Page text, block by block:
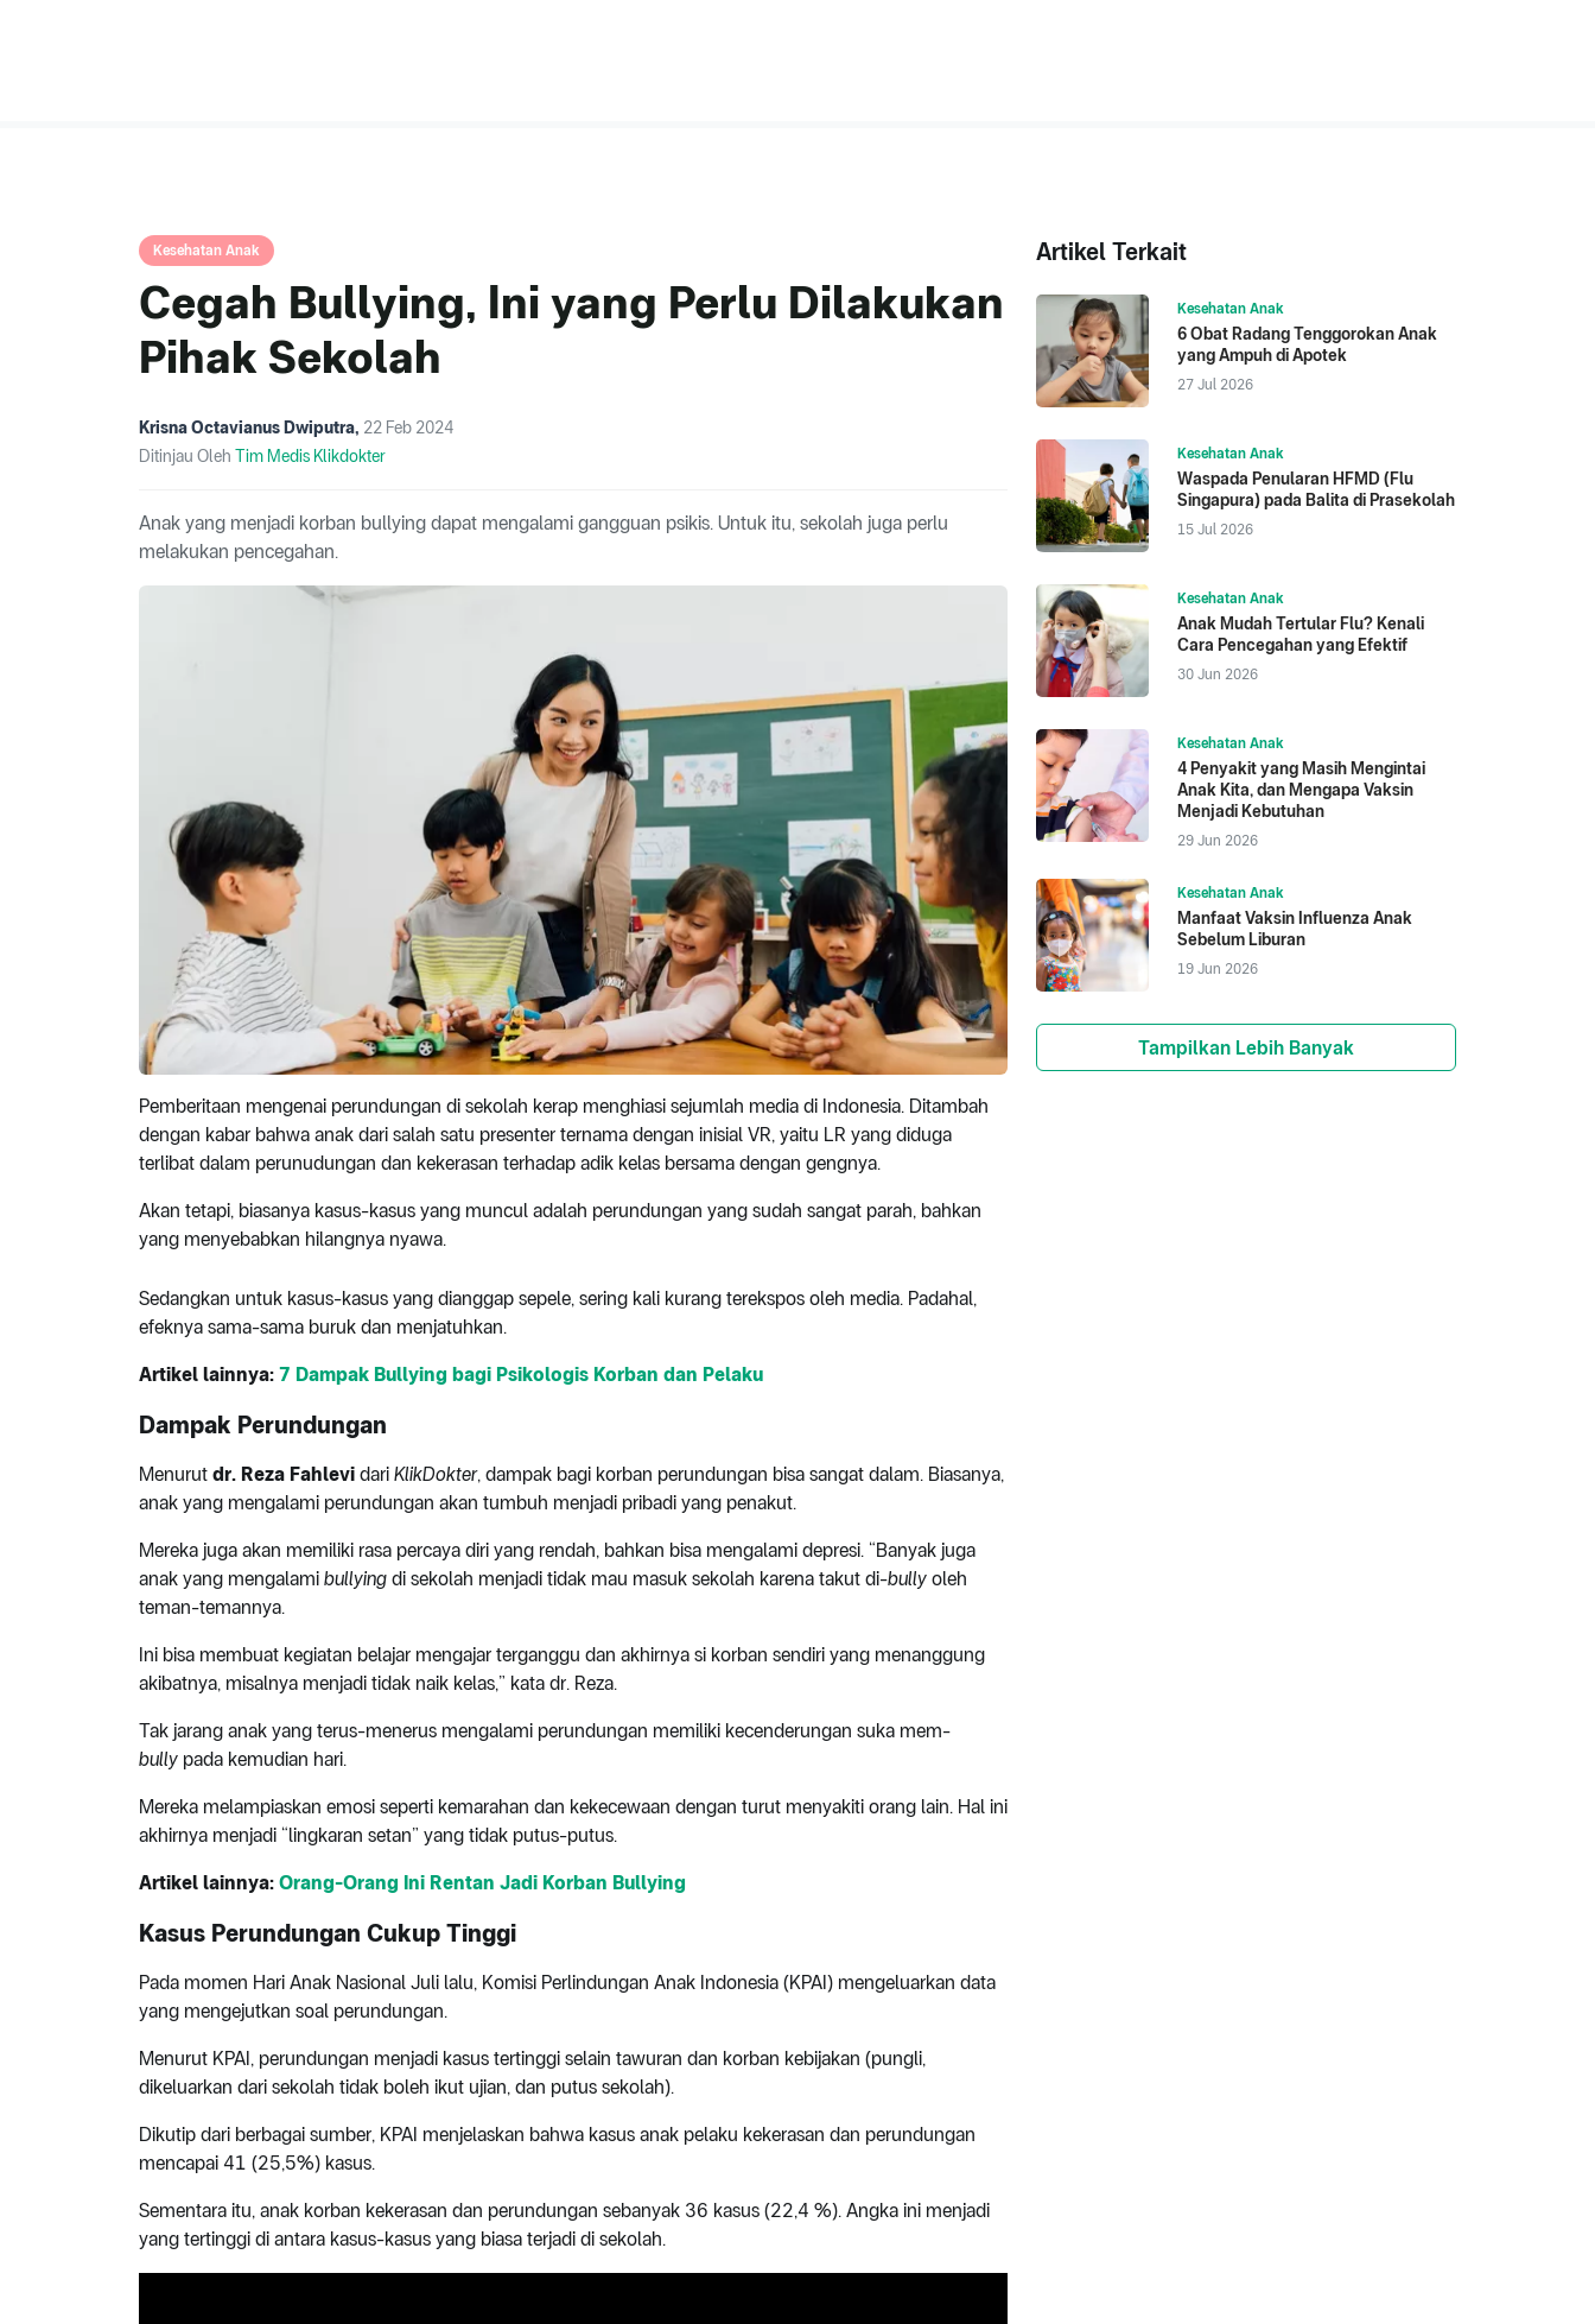
Kesehatan Anak
Cegah Bullying, Ini yang Perlu Dilakukan
Pihak Sekolah
Krisna Octavianus Dwiputra, 22 Feb 2024
Ditinjau Oleh Tim Medis Klikdokter
Anak yang menjadi korban bullying dapat mengalami gangguan psikis. Untuk itu, sekolah juga perlu
melakukan pencegahan.
Pemberitaan mengenai perundungan di sekolah kerap menghiasi sejumlah media di Indonesia. Ditambah
dengan kabar bahwa anak dari salah satu presenter ternama dengan inisial VR, yaitu LR yang diduga
terlibat dalam perunudungan dan kekerasan terhadap adik kelas bersama dengan gengnya.
Akan tetapi, biasanya kasus-kasus yang muncul adalah perundungan yang sudah sangat parah, bahkan
yang menyebabkan hilangnya nyawa.
Sedangkan untuk kasus-kasus yang dianggap sepele, sering kali kurang terekspos oleh media. Padahal,
efeknya sama-sama buruk dan menjatuhkan.
Artikel lainnya: 7 Dampak Bullying bagi Psikologis Korban dan Pelaku
Dampak Perundungan
Menurut dr. Reza Fahlevi dari KlikDokter, dampak bagi korban perundungan bisa sangat dalam. Biasanya,
anak yang mengalami perundungan akan tumbuh menjadi pribadi yang penakut.
Mereka juga akan memiliki rasa percaya diri yang rendah, bahkan bisa mengalami depresi. “Banyak juga
anak yang mengalami bullying di sekolah menjadi tidak mau masuk sekolah karena takut di-bully oleh
teman-temannya.
Ini bisa membuat kegiatan belajar mengajar terganggu dan akhirnya si korban sendiri yang menanggung
akibatnya, misalnya menjadi tidak naik kelas,” kata dr. Reza.
Tak jarang anak yang terus-menerus mengalami perundungan memiliki kecenderungan suka mem-
bully pada kemudian hari.
Mereka melampiaskan emosi seperti kemarahan dan kekecewaan dengan turut menyakiti orang lain. Hal ini
akhirnya menjadi “lingkaran setan” yang tidak putus-putus.
Artikel lainnya: Orang-Orang Ini Rentan Jadi Korban Bullying
Kasus Perundungan Cukup Tinggi
Pada momen Hari Anak Nasional Juli lalu, Komisi Perlindungan Anak Indonesia (KPAI) mengeluarkan data
yang mengejutkan soal perundungan.
Menurut KPAI, perundungan menjadi kasus tertinggi selain tawuran dan korban kebijakan (pungli,
dikeluarkan dari sekolah tidak boleh ikut ujian, dan putus sekolah).
Dikutip dari berbagai sumber, KPAI menjelaskan bahwa kasus anak pelaku kekerasan dan perundungan
mencapai 41 (25,5%) kasus.
Sementara itu, anak korban kekerasan dan perundungan sebanyak 36 kasus (22,4 %). Angka ini menjadi
yang tertinggi di antara kasus-kasus yang biasa terjadi di sekolah.
Artikel Terkait
Kesehatan Anak
6 Obat Radang Tenggorokan Anak
yang Ampuh di Apotek
27 Jul 2026
Kesehatan Anak
Waspada Penularan HFMD (Flu
Singapura) pada Balita di Prasekolah
15 Jul 2026
Kesehatan Anak
Anak Mudah Tertular Flu? Kenali
Cara Pencegahan yang Efektif
30 Jun 2026
Kesehatan Anak
4 Penyakit yang Masih Mengintai
Anak Kita, dan Mengapa Vaksin
Menjadi Kebutuhan
29 Jun 2026
Kesehatan Anak
Manfaat Vaksin Influenza Anak
Sebelum Liburan
19 Jun 2026
Tampilkan Lebih Banyak